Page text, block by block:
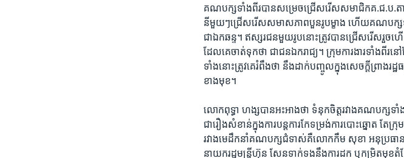
គណបក្ស​ទាំងពីរ​បាន​សម្រេចជ្រើស​រើស​សមាជិក​គ.ជ.ប
នីមួយៗ​ជ្រើស​រើស​សមាសភាព​បួន​រូប​ម្ខាង​ ហើយ​គណបក្ស​ទ
ជា​ឯកឆន្ទ។​ ឥស្សរជន​មួយរូប​នោះ​ត្រូវ​បាន​ជ្រើសរើស​រួ
ដែល​គេ​ចាត់​ទុក​ថា ​ជា​ជន​ឯករាជ្យ។​ ក្រុម​ការងារ​ទាំង​ពីរ​ន
ទាំង​នោះ​ត្រូវ​គេ​រំពឹង​ថា​ នឹង​ដាក់​បញ្ចូល​ក្នុង​សេចក្តី​ព្រាង​រ
ខាង​មុខ។​
លោក​ពុទ្ធា ហង្ស​បាន​អះអាង​ថា​ ទំនុក​ចិត្ត​រវាង​គណបក្ស​
ជា​រឿង​សំខាន់​ក្នុង​ការ​បន្ត​ការ​កែ​ទម្រង់​ការ​បោះឆ្នោត​ តែ​ក្
រវាង​មេ​ដឹកនាំ​គណបក្ស​ជំទាស់​គឺ​លោកកឹម សុខា ​អនុ​ប្រធ
នាយក​រដ្ឋ​មន្ត្រី​ហ៊ុន សែន​ទាក់ទង​នឹង​ការ​ដក​ ឬ​កម្រិត​មុខ​